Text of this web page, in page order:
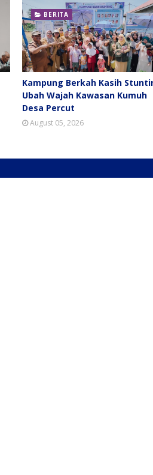
BERITA
Kampung Berkah Kasih
Ubah Wajah Kawasan Kumuh
Desa Percut
August 05, 2026